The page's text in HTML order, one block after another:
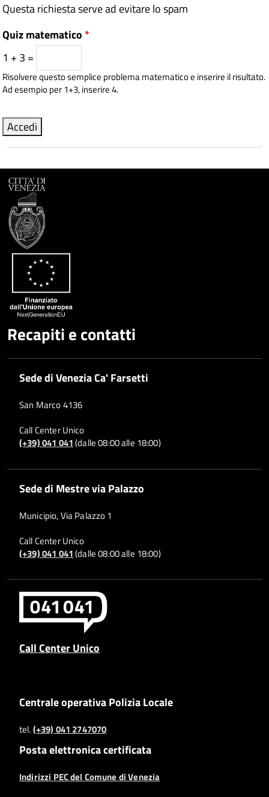
Questa richiesta serve ad evitare lo spam
Quiz matematico *
1 + 3 =
Risolvere questo semplice problema matematico e inserire il risultato.
Ad esempio per 1+3, inserire 4.
Recapiti e contatti
Sede di Venezia Ca' Farsetti
San Marco 4136
Call Center Unico
(+39) 041 041(dalle 08:00 alle 18:00)
Sede di Mestre via Palazzo
Municipio, Via Palazzo 1
Call Center Unico
(+39) 041 041(dalle 08:00 alle 18:00)
Call Center Unico
Centrale operativa Polizia Locale
tel.(+39) 041 2747070
Posta elettronica certificata
Indirizzi PEC del Comune di Venezia